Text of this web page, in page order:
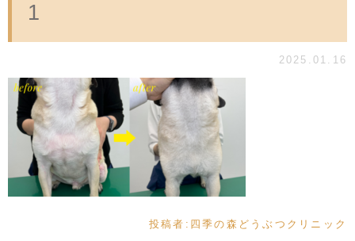
1
2025.01.16
投稿者: 四季の森どうぶつクリニック